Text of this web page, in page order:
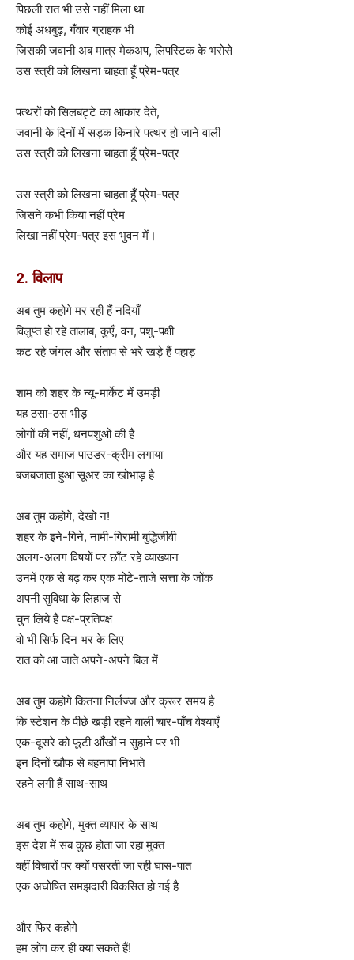
पिछली रात भी उसे नहीं मिला था
कोई अधबुढ़, गँवार ग्राहक भी
जिसकी जवानी अब मात्र मेकअप, लिपस्टिक के भरोसे
उस स्त्री को लिखना चाहता हूँ प्रेम-पत्र
पत्थरों को सिलबट्टे का आकार देते,
जवानी के दिनों में सड़क किनारे पत्थर हो जाने वाली
उस स्त्री को लिखना चाहता हूँ प्रेम-पत्र
उस स्त्री को लिखना चाहता हूँ प्रेम-पत्र
जिसने कभी किया नहीं प्रेम
लिखा नहीं प्रेम-पत्र इस भुवन में।
2. विलाप
अब तुम कहोगे मर रही हैं नदियाँ
विलुप्त हो रहे तालाब, कुएँ, वन, पशु-पक्षी
कट रहे जंगल और संताप से भरे खड़े हैं पहाड़
शाम को शहर के न्यू-मार्केट में उमड़ी
यह ठसा-ठस भीड़
लोगों की नहीं, धनपशुओं की है
और यह समाज पाउडर-क्रीम लगाया
बजबजाता हुआ सूअर का खोभाड़ है
अब तुम कहोगे, देखो न!
शहर के इने-गिने, नामी-गिरामी बुद्धिजीवी
अलग-अलग विषयों पर छाँट रहे व्याख्यान
उनमें एक से बढ़ कर एक मोटे-ताजे सत्ता के जोंक
अपनी सुविधा के लिहाज से
चुन लिये हैं पक्ष-प्रतिपक्ष
वो भी सिर्फ दिन भर के लिए
रात को आ जाते अपने-अपने बिल में
अब तुम कहोगे कितना निर्लज्ज और क्रूर समय है
कि स्टेशन के पीछे खड़ी रहने वाली चार-पाँच वेश्याएँ
एक-दूसरे को फूटी आँखों न सुहाने पर भी
इन दिनों खौफ से बहनापा निभाते
रहने लगी हैं साथ-साथ
अब तुम कहोगे, मुक्त व्यापार के साथ
इस देश में सब कुछ होता जा रहा मुक्त
वहीं विचारों पर क्यों पसरती जा रही घास-पात
एक अघोषित समझदारी विकसित हो गई है
और फिर कहोगे
हम लोग कर ही क्या सकते हैं!